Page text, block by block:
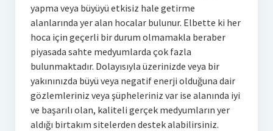
yapma veya büyüyü etkisiz hale getirme
alanlarında yer alan hocalar bulunur. Elbette ki her
hoca için geçerli bir durum olmamakla beraber
piyasada sahte medyumlarda çok fazla
bulunmaktadır. Dolayısıyla üzerinizde veya bir
yakınınızda büyü veya negatif enerji olduğuna dair
gözlemleriniz veya şüpheleriniz var ise alanında iyi
ve başarılı olan, kaliteli gerçek medyumların yer
aldığı birtakım sitelerden destek alabilirsiniz.